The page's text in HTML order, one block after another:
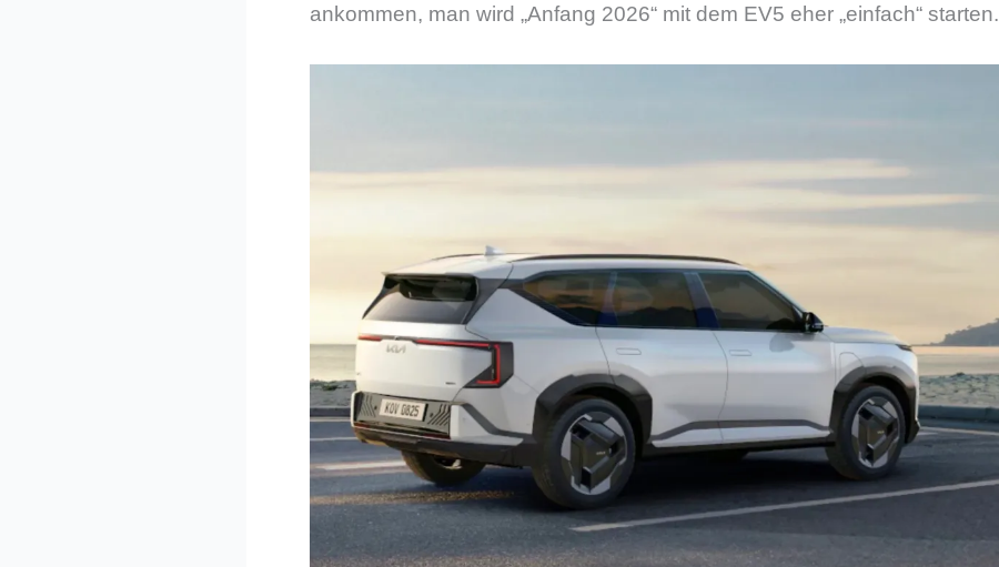
ankommen, man wird „Anfang 2026“ mit dem EV5 eher „einfach“ starten.